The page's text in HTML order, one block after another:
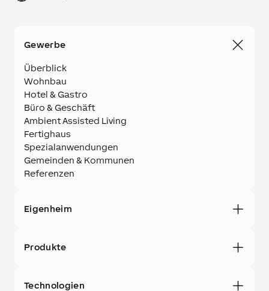
Gewerbe
Überblick
Wohnbau
Hotel & Gastro
Büro & Geschäft
Ambient Assisted Living
Fertighaus
Spezialanwendungen
Gemeinden & Kommunen
Referenzen
Eigenheim
Produkte
Technologien